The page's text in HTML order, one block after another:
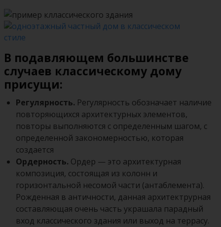
В подавляющем большинстве
случаев классическому дому
присущи:
Регулярность. Регулярность обозначает наличие
повторяющихся архитектурных элементов,
повторы выполняются с определенным шагом, с
определенной закономерностью, которая
создается
Ордерность. Ордер — это архитектурная
композиция, состоящая из колонн и
горизонтальной несомой части (антаблемента).
Рожденная в античности, данная архитектрурная
составляющая очень часть украшала парадный
вход классического здания или выход на террасу.